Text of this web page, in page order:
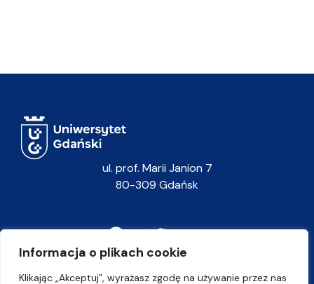
Informacja o plikach cookie
Klikając „Akceptuj”, wyrażasz zgodę na używanie przez nas
ul. prof. Marii Janion 7
80-309 Gdańsk